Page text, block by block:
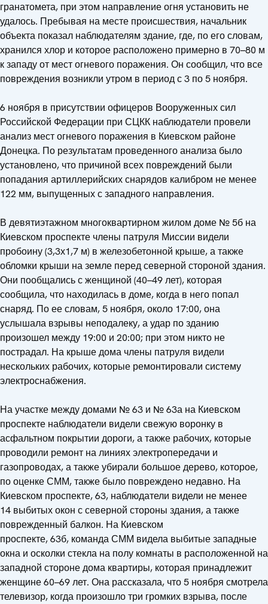
гранатомета, при этом направление огня установить не
удалось. Пребывая на месте происшествия, начальник
объекта показал наблюдателям здание, где, по его словам,
хранился хлор и которое расположено примерно в 70–80 м
к западу от мест огневого поражения. Он сообщил, что все
повреждения возникли утром в период с 3 по 5 ноября.
6 ноября в присутствии офицеров Вооруженных сил
Российской Федерации при СЦКК наблюдатели провели
анализ мест огневого поражения в Киевском районе
Донецка. По результатам проведенного анализа было
установлено, что причиной всех повреждений были
попадания артиллерийских снарядов калибром не менее
122 мм, выпущенных с западного направления.
В девятиэтажном многоквартирном жилом доме № 5б на
Киевском проспекте члены патруля Миссии видели
пробоину (3,3х1,7 м) в железобетонной крыше, а также
обломки крыши на земле перед северной стороной здания.
Они пообщались с женщиной (40–49 лет), которая
сообщила, что находилась в доме, когда в него попал
снаряд. По ее словам, 5 ноября, около 17:00, она
услышала взрывы неподалеку, а удар по зданию
произошел между 19:00 и 20:00; при этом никто не
пострадал. На крыше дома члены патруля видели
нескольких рабочих, которые ремонтировали систему
электроснабжения.
На участке между домами № 63 и № 63а на Киевском
проспекте наблюдатели видели свежую воронку в
асфальтном покрытии дороги, а также рабочих, которые
проводили ремонт на линиях электропередачи и
газопроводах, а также убирали большое дерево, которое,
по оценке СММ, также было повреждено недавно. На
Киевском проспекте, 63, наблюдатели видели не менее
14 выбитых окон с северной стороны здания, а также
поврежденный балкон. На Киевском
проспекте, 63б, команда СММ видела выбитые западные
окна и осколки стекла на полу комнаты в расположенной на
западной стороне дома квартиры, которая принадлежит
женщине 60–69 лет. Она рассказала, что 5 ноября смотрела
телевизор, когда произошло три громких взрыва, после